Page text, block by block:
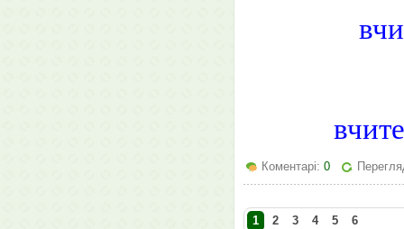
Коментарі: 0
1 2 3 4 5 6